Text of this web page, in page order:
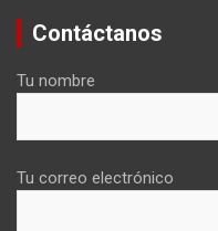
Contáctanos
Tu nombre
Tu correo electrónico